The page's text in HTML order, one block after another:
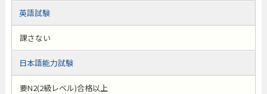
英語試験
課さない
日本語能力試験
要N2(2級レベル)合格以上